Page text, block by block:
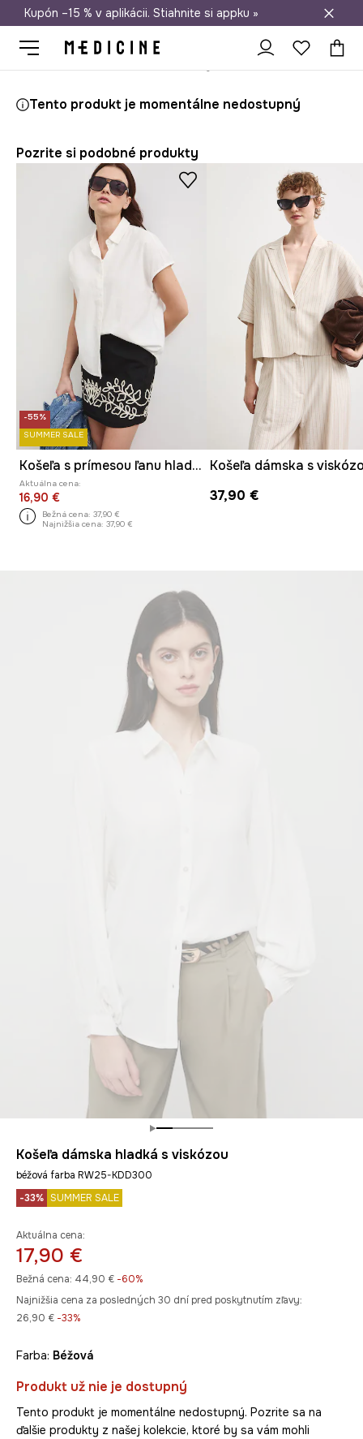
Doprava zadarmo od 50 €
Kupón –15 % v aplikácii. Stiahnite si appku »
Tento produkt je momentálne nedostupný
Pozrite si podobné produkty
-55%
SUMMER SALE
Košeľa s prímesou ľanu hladká
Aktuálna cena:
16,90 €
Bežná cena: 37,90 €
Najnižšia cena: 37,90 €
37,90 €
Košeľa dámska hladká s viskózou
béžová farba RW25-KDD300
-33% SUMMER SALE
Aktuálna cena:
17,90 €
Bežná cena: 44,90 € -60%
Najnižšia cena za posledných 30 dní pred poskytnutím zľavy:
26,90 € -33%
Farba: béžová
Produkt už nie je dostupný
Tento produkt je momentálne nedostupný. Pozrite sa na
ďalšie produkty z našej kolekcie, ktoré by sa vám mohli